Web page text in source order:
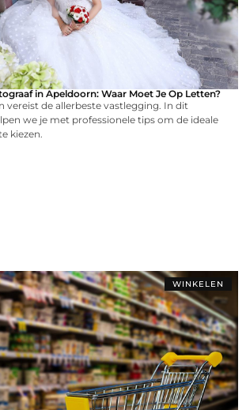
in Apeldoorn: Waar Moet Je Op Letten?
vereist de allerbeste vastlegging. In dit
we je met professionele tips om de ideale
kiezen.
WINKELEN